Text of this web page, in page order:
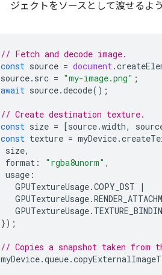
ジェクトをソースとして渡せるよ
// Fetch and decode image.
const source = document.
source. src = "my-image.png" ;
await source.decode();
// Create destination texture.
const size = [source.width,
const texture = myDevice.
size,
format : "rgba8unorm" ,
usage :
GPUTextureUsage.COPY_DST
|
GPUTextureUsage.
GPUTextureUsage.
});
// Copies a snapshot taken from
myDevice.queue.